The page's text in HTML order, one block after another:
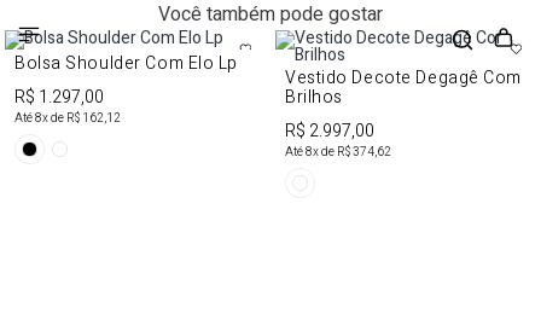
Você também pode gostar
Bolsa Shoulder Com Elo Lp
R$ 1.297,00
Até8x de R$ 162,12
Vestido Decote Degagê Com
Brilhos
R$ 2.997,00
Até8x de R$ 374,62